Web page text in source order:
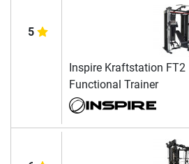
5
Inspire Kraftstation FT2
Functional Trainer